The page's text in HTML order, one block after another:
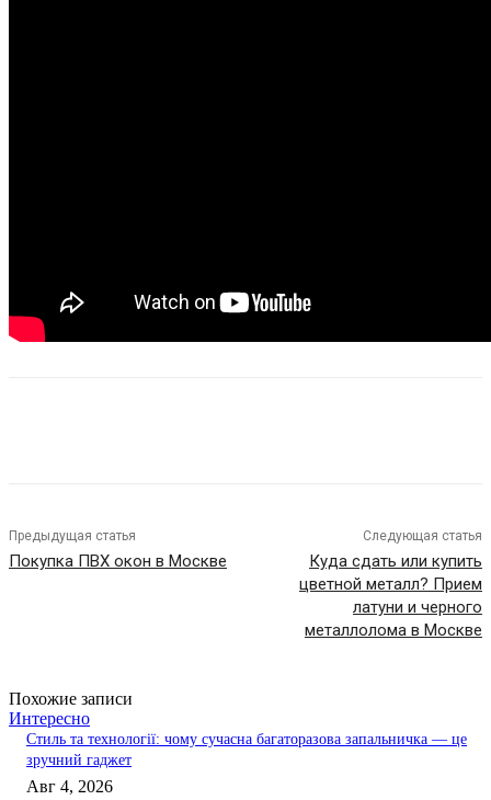
Предыдущая статья
Покупка ПВХ окон в Москве
Следующая статья
Куда сдать или купить
цветной металл? Прием
латуни и черного
металлолома в Москве
Похожие записи
Интересно
Стиль та технології: чому сучасна багаторазова запальничка — це
зручний гаджет
Авг 4, 2026